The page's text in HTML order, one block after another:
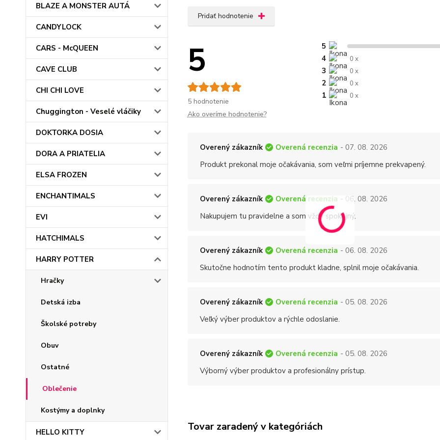
BLAZE A MONSTER AUTÁ
CANDYLOCK
CARS - McQUEEN
CAVE CLUB
CHI CHI LOVE
Chuggington - Veselé vláčiky
DOKTORKA DOSIA
DORA A PRIATELIA
ELSA FROZEN
ENCHANTIMALS
EVI
HATCHIMALS
HARRY POTTER
Hračky
Detská izba
Školské potreby
Obuv
Ostatné
Oblečenie
Kostýmy a doplnky
HELLO KITTY
Pridať hodnotenie
5
5 hodnotenie
5
4
0 x
3 0 x
2 0 x
1 0 x
Ako overíme hodnotenie?
Overený zákazník Overená recenzia - 07. 08. 2026
Produkt prekonal moje očakávania, som veľmi príjemne prekvapený.
Overený zákazník Overená recenzia - 06. 08. 2026
Nakupujem tu pravidelne a som vždy spokojný.
Overený zákazník Overená recenzia - 06. 08. 2026
Skutočne hodnotím tento produkt kladne, splnil moje očakávania.
Overený zákazník Overená recenzia - 05. 08. 2026
Veľký výber produktov a rýchle odoslanie.
Overený zákazník Overená recenzia - 05. 08. 2026
Výborný výber produktov a profesionálny prístup.
Tovar zaradený v kategóriách